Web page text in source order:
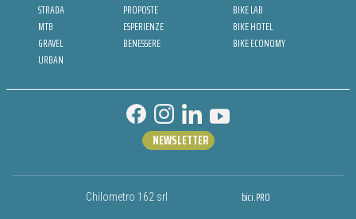
STRADA
MTB
GRAVEL
URBAN
PROPOSTE
ESPERIENZE
BENESSERE
BIKE LAB
BIKE HOTEL
BIKE ECONOMY
Chilometro 162 srl bici.PRO
NEWSLETTER